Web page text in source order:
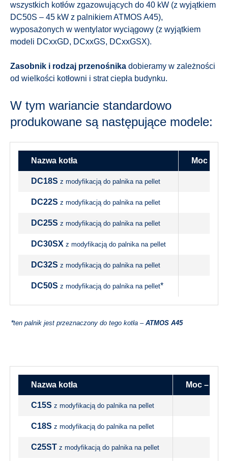
wszystkich kotłów zgazowujących do 40 kW (z wyjątkiem
DC50S – 45 kW z palnikiem ATMOS A45),
wyposażonych w wentylator wyciągowy (z wyjątkiem
modeli DCxxGD, DCxxGS, DCxxGSX).
Zasobnik i rodzaj przenośnika dobieramy w zależności
od wielkości kotłowni i strat ciepła budynku.
W tym wariancie standardowo
produkowane są następujące modele:
Nazwa kotła Moc –
DC18S z modyfikacją do palnika na pellet
DC22S z modyfikacją do palnika na pellet
DC25S z modyfikacją do palnika na pellet
DC30SX z modyfikacją do palnika na pellet
DC32S z modyfikacją do palnika na pellet
DC50S z modyfikacją do palnika na pellet*
*ten palnik jest przeznaczony do tego kotła – ATMOS A45
Nazwa kotła Moc –
C15S z modyfikacją do palnika na pellet
C18S z modyfikacją do palnika na pellet
C25ST z modyfikacją do palnika na pellet